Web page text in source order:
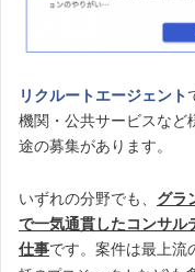
リクルートエージェント
機関・公共サービスなど
途の募集があります。
いずれの分野でも、 グラ
で一気通貫したコンサル
仕事です。案件は最上流